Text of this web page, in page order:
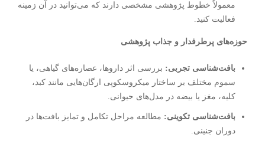
معمولاً خطوط پژوهشی مشخصی دارند که می‌توانید در آن زمینه
فعالیت کنید.
حوزه‌های پرطرفدار و جذاب پژوهشی
بافت‌شناسی تجربی: بررسی اثر داروها، عصاره‌های گیاهی، یا
سموم مختلف بر ساختار میکروسکوپی ارگان‌هایی مانند کبد،
کلیه، مغز یا بیضه در مدل‌های حیوانی.
بافت‌شناسی تکوینی: مطالعه مراحل تکامل و تمایز بافت‌ها در
دوران جنینی.